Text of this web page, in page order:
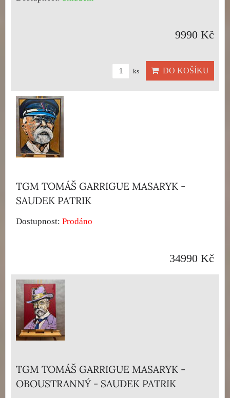
9990 Kč
ks DO KOŠÍKU
TGM TOMÁŠ GARRIGUE MASARYK -
SAUDEK PATRIK
Dostupnost: Prodáno
34990 Kč
TGM TOMÁŠ GARRIGUE MASARYK -
OBOUSTRANNÝ - SAUDEK PATRIK